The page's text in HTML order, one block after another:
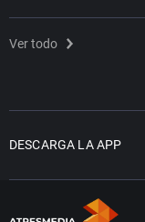
Ver todo
DESCARGA LA APP